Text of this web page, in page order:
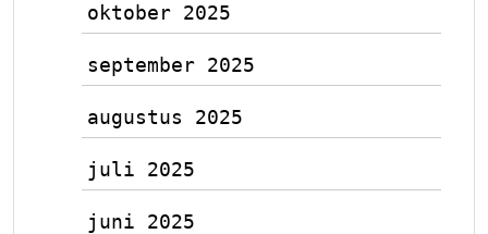
oktober 2025
september 2025
augustus 2025
juli 2025
juni 2025